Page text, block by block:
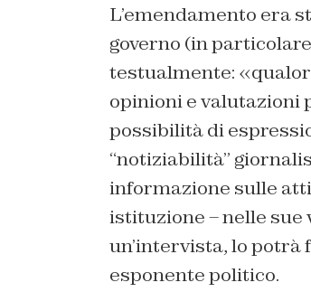
L’emendamento era
governo (in
testualmente:
opinioni e valutazioni
possibilità di
“notiziabilità”
informazione sulle
istituzione – nelle sue
un’intervista, lo
esponente politico.